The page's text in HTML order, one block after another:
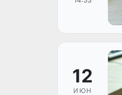
12
ИЮН